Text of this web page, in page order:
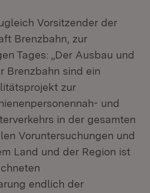
Vorsitzender der
Brenzbahn, zur
Tages: „Der Ausbau und
Brenzbahn sind ein
zur
und
in der gesamten
Voruntersuchungen und
Land und der Region ist
endlich der